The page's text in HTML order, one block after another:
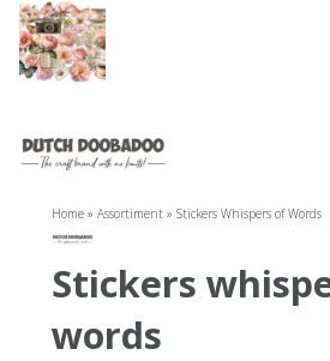
Home » Assortiment » Stickers Whispers of Words
stickers whispers of
words